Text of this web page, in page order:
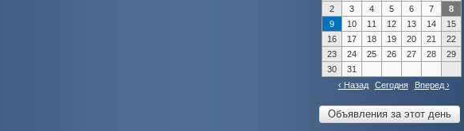
2
3 4 5 6 7
8
9
10 11 12 13 14
15
16
17 18 19 20 21
22
23
24 25 26 27 28
29
30
31
‹ Назад
Сегодня Вперед ›